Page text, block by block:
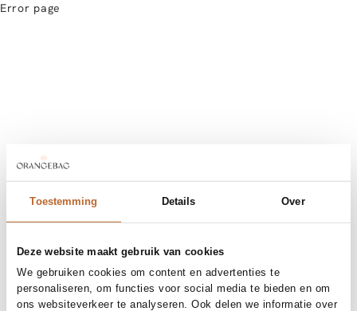
Toestemming Details Over
Deze website maakt gebruik van cookies
We gebruiken cookies om content en advertenties te
personaliseren, om functies voor social media te bieden en om
ons websiteverkeer te analyseren. Ook delen we informatie over
Error page